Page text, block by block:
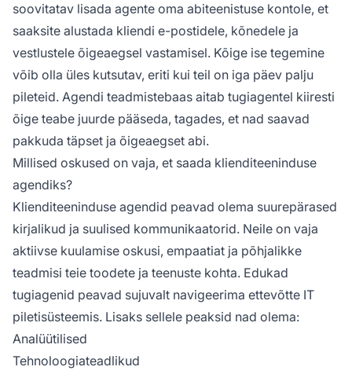
soovitatav lisada agente oma abiteenistuse kontole, et
saaksite alustada kliendi e-postidele, kõnedele ja
vestlustele õigeaegsel vastamisel. Kõige ise tegemine
võib olla üles kutsutav, eriti kui teil on iga päev palju
pileteid. Agendi teadmistebaas aitab tugiagentel kiiresti
õige teabe juurde pääseda, tagades, et nad saavad
pakkuda täpset ja õigeaegset abi.
Millised oskused on vaja, et saada klienditeeninduse
agendiks?
Klienditeeninduse agendid peavad olema suurepärased
kirjalikud ja suulised kommunikaatorid. Neile on vaja
aktiivse kuulamise oskusi, empaatiat ja põhjalikke
teadmisi teie toodete ja teenuste kohta. Edukad
tugiagenid peavad sujuvalt navigeerima ettevõtte IT
piletisüsteemis. Lisaks sellele peaksid nad olema:
Analüütilised
Tehnoloogiateadlikud